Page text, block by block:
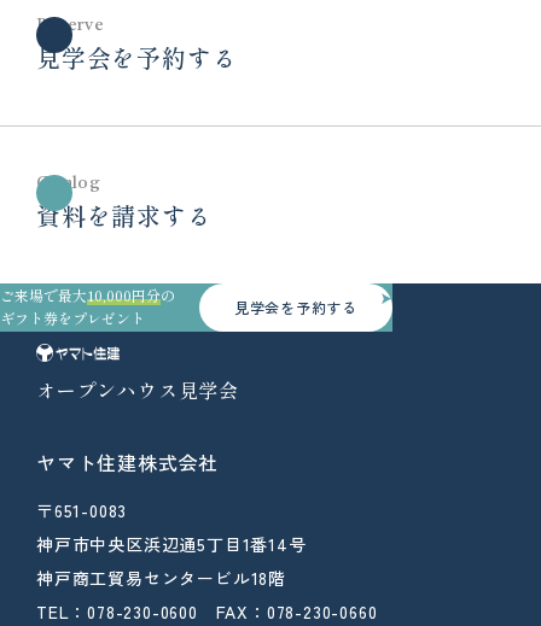
Reserve
見学会を予約する
Catalog
資料を請求する
ご来場で最大10,000円分の
ギフト券をプレゼント
見学会を予約する
オープンハウス見学会
ヤマト住建株式会社
〒651-0083
神戸市中央区浜辺通5丁目1番14号
神戸商工貿易センタービル18階
TEL：078-230-0600 FAX：078-230-0660